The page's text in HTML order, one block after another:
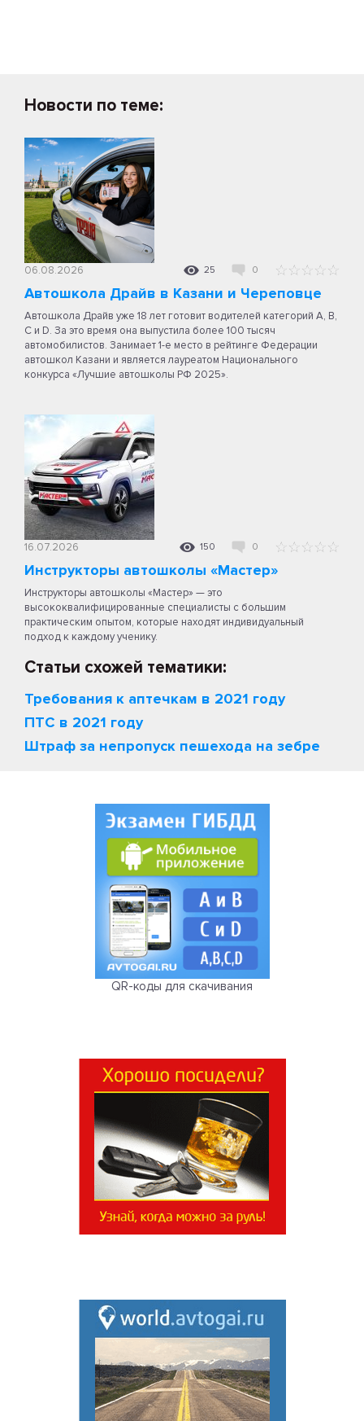
Новости по теме:
06.08.2026 25 0
Автошкола Драйв в Казани и Череповце
Автошкола Драйв уже 18 лет готовит водителей категорий A, B,
C и D. За это время она выпустила более 100 тысяч
автомобилистов. Занимает 1-е место в рейтинге Федерации
автошкол Казани и является лауреатом Национального
конкурса «Лучшие автошколы РФ 2025».
16.07.2026 150 0
Инструкторы автошколы «Мастер»
Инструкторы автошколы «Мастер» — это
высококвалифицированные специалисты с большим
практическим опытом, которые находят индивидуальный
подход к каждому ученику.
Статьи схожей тематики:
Требования к аптечкам в 2021 году
ПТС в 2021 году
Штраф за непропуск пешехода на зебре
QR-коды для скачивания